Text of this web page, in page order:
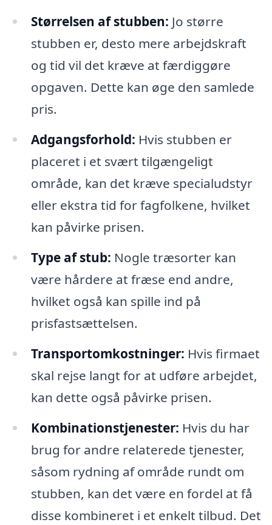
Størrelsen af stubben: Jo større
stubben er, desto mere arbejdskraft
og tid vil det kræve at færdiggøre
opgaven. Dette kan øge den samlede
pris.
Adgangsforhold: Hvis stubben er
placeret i et svært tilgængeligt
område, kan det kræve specialudstyr
eller ekstra tid for fagfolkene, hvilket
kan påvirke prisen.
Type af stub: Nogle træsorter kan
være hårdere at fræse end andre,
hvilket også kan spille ind på
prisfastsættelsen.
Transportomkostninger: Hvis firmaet
skal rejse langt for at udføre arbejdet,
kan dette også påvirke prisen.
Kombinationstjenester: Hvis du har
brug for andre relaterede tjenester,
såsom rydning af område rundt om
stubben, kan det være en fordel at få
disse kombineret i et enkelt tilbud. Det